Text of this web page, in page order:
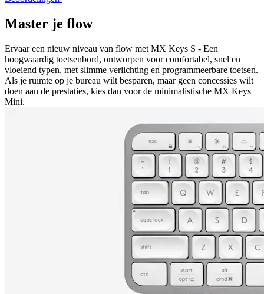
Master je flow
Ervaar een nieuw niveau van flow met MX Keys S - Een
hoogwaardig toetsenbord, ontworpen voor comfortabel, snel en
vloeiend typen, met slimme verlichting en programmeerbare toetsen.
Als je ruimte op je bureau wilt besparen, maar geen concessies wilt
doen aan de prestaties, kies dan voor de minimalistische MX Keys
Mini.